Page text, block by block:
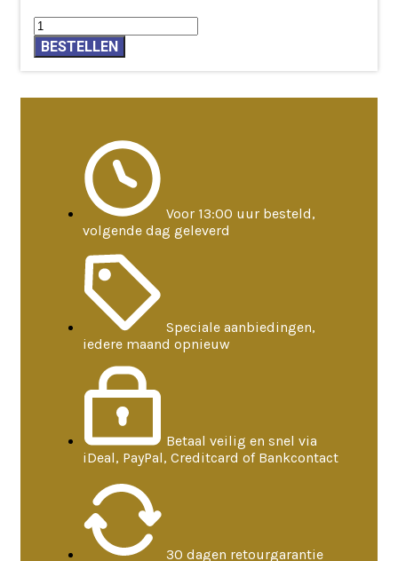
Klankschaal
OMPMH
gegraveerd
-
BESTELLEN
Voor 13:00 uur besteld,
volgende dag geleverd
Speciale aanbiedingen,
iedere maand opnieuw
Betaal veilig en snel via
iDeal, PayPal, Creditcard of Bankcontact
30 dagen retourgarantie